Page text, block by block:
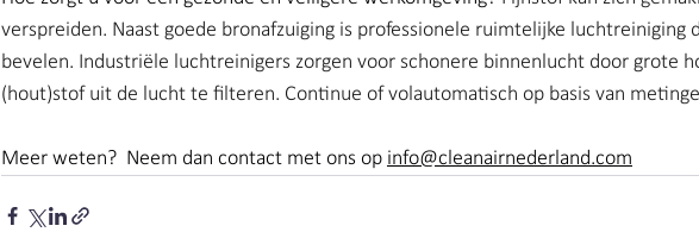
verspreiden. Naast goede bronafzuiging is professionele ruimtelijke luchtreiniging
bevelen. Industriële luchtreinigers zorgen voor schonere binnenlucht door grote
(hout)stof uit de lucht te filteren. Continue of volautomatisch op basis van
Meer weten?  Neem dan contact met ons op info@cleanairnederland.com